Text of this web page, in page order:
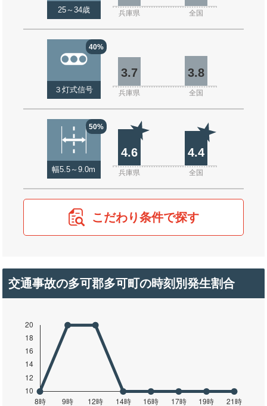
25～34歳 兵庫県 全国
40%
３灯式信号
3.7 3.8
兵庫県 全国
50%
幅5.5～9.0m
4.6 4.4
兵庫県 全国
こだわり条件で探す
交通事故の多可郡多可町の時刻別発生割合